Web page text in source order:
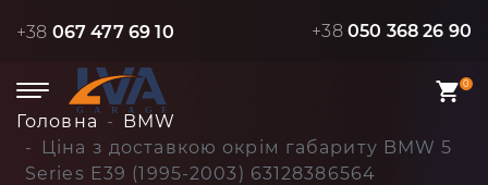
+38 067 477 69 10 +38 050 368 26 90
0
Головна
BMW
Ціна з доставкою окрім габариту BMW 5
Series E39 (1995-2003) 63128386564